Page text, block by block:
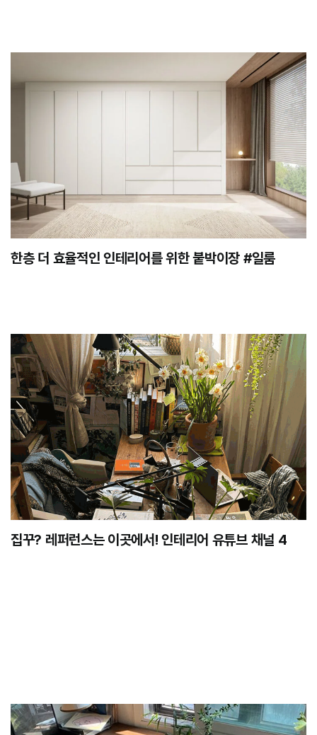
한층 더 효율적인 인테리어를 위한 붙박이장 #일룸
집꾸? 레퍼런스는 이곳에서! 인테리어 유튜브 채널 4